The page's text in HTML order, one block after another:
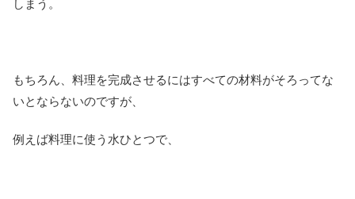
しまう。
もちろん、料理を完成させるにはすべての材料がそろってな
いとならないのですが、
例えば料理に使う水ひとつで、